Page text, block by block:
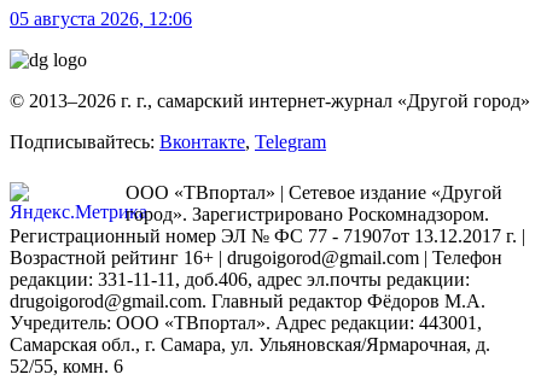
05 августа 2026, 12:06
© 2013–2026 г. г., самарский интернет-журнал «Другой город»
Подписывайтесь: Вконтакте, Telegram
ООО «ТВпортал» | Сетевое издание «Другой
город». Зарегистрировано Роскомнадзором.
Регистрационный номер ЭЛ № ФС 77 - 71907от 13.12.2017 г. |
Возрастной рейтинг 16+ | drugoigorod@gmail.com | Телефон
редакции: 331-11-11, доб.406, адрес эл.почты редакции:
drugoigorod@gmail.com. Главный редактор Фёдоров М.А.
Учредитель: ООО «ТВпортал». Адрес редакции: 443001,
Самарская обл., г. Самара, ул. Ульяновская/Ярмарочная, д.
52/55, комн. 6